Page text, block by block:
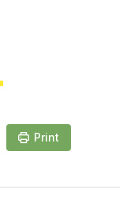
Print